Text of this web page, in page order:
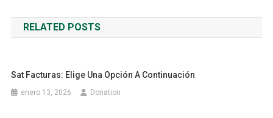
de
entradas
RELATED POSTS
Sat Facturas: Elige Una Opción A Continuación
enero 13, 2026 Donation